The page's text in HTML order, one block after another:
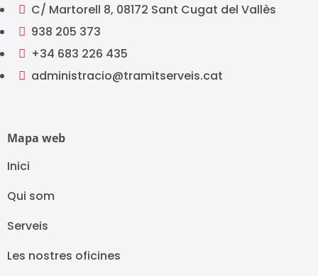
 C/ Martorell 8, 08172 Sant Cugat del Vallès
 938 205 373
 +34 683 226 435
 administracio@tramitserveis.cat
Mapa web
Inici
Qui som
Serveis
Les nostres oficines